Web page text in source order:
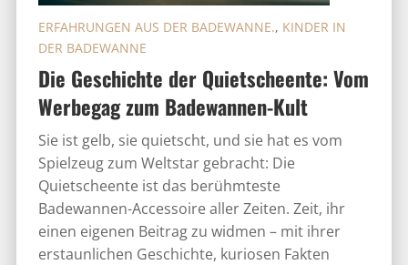
Die Geschichte der Quietscheente: Vom
Werbegag zum Badewannen-Kult
ERFAHRUNGEN AUS DER BADEWANNE., KINDER IN
DER BADEWANNE
Sie ist gelb, sie quietscht, und sie hat es vom
Spielzeug zum Weltstar gebracht: Die
Quietscheente ist das berühmteste
Badewannen-Accessoire aller Zeiten. Zeit, ihr
einen eigenen Beitrag zu widmen – mit ihrer
erstaunlichen Geschichte, kuriosen Fakten